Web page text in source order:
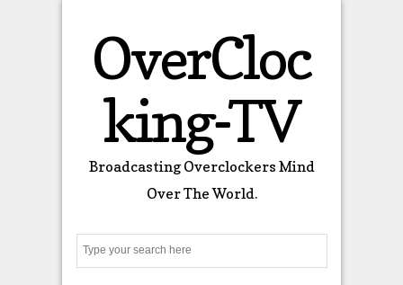
OverCloc
king-TV
Broadcasting Overclockers Mind
Over The World.